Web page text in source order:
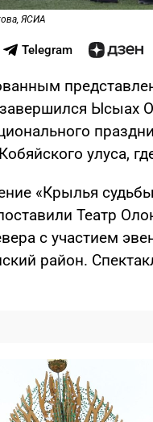
ЯСИА
Telegram
Ысыах
улуса,
«Крылья
Театр
с участием
район.